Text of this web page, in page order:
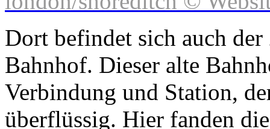
Dort befindet sich auch
Bahnhof. Dieser alte
Verbindung und Station,
überflüssig. Hier fanden